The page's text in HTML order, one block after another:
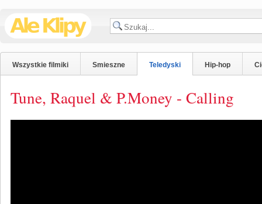
Wszystkie filmiki Smieszne Teledyski Hip-hop
Tune, Raquel & P.Money - Calling